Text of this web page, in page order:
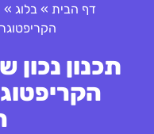
דף הבית » בלוג »
תכנון